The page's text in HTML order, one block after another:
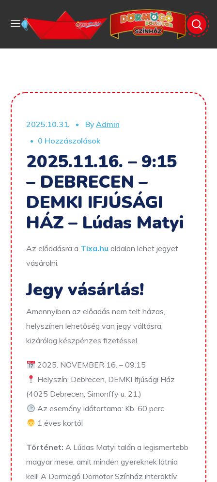
2025.10.31. ByAdmin
0 Hozzászolások
2025.11.16. – 9:15
– DEBRECEN –
DEMKI IFJÚSÁGI
HÁZ – Lúdas Matyi
Az előadásra a Tixa.hu oldalon lehet jegyet
vásárolni.
Jegy vásárlás!
Amennyiben az előadás nem telt házas,
helyszínen lehetőség van jegy váltásra,
kizárólag készpénzes fizetéssel.
2025. NOVEMBER 16. – 09:15
Helyszín: Debrecen, DEMKI Ifjúsági Ház
(4025 Debrecen, Simonffy u. 21.)
Az esemény időtartama: Kb. 60 perc
1 éves kortól
Történet: A Lúdas Matyi talán a legismertebb
magyar mese, amit minden gyereknek látnia
kell! A Dörmögő Dömötör Színház interaktív